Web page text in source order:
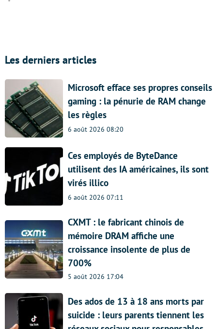
Les derniers articles
Microsoft efface ses propres conseils
gaming : la pénurie de RAM change
les règles
6 août 2026 08:20
Ces employés de ByteDance
utilisent des IA américaines, ils sont
virés illico
6 août 2026 07:11
CXMT : le fabricant chinois de
mémoire DRAM affiche une
croissance insolente de plus de
700%
5 août 2026 17:04
Des ados de 13 à 18 ans morts par
suicide : leurs parents tiennent les